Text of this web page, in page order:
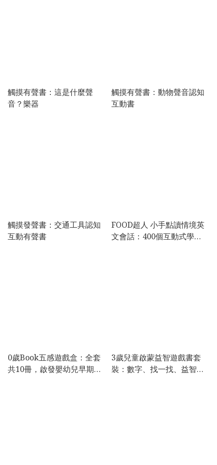
觸摸有聲書：這是什麼聲
音？樂器
觸摸有聲書：動物聲音認知
互動書
觸摸發聲書：交通工具認知
互動有聲書
FOOD超人 小手點讀情境英
文會話：400個互動式學
0歲Book五感遊戲盒：全套
共10冊，啟發嬰幼兒早期發
3歲兒童啟蒙益智遊戲書套
裝：數字、找一找、益智、